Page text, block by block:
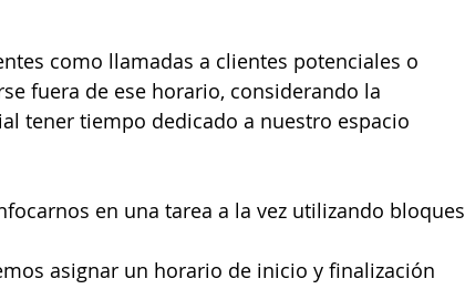
como llamadas a clientes potenciales o
fuera de ese horario, considerando la
tener tiempo dedicado a nuestro espacio
en una tarea a la vez utilizando bloques
asignar un horario de inicio y finalización